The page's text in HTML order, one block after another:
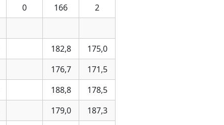
0 166
2
182,8
175,0
176,7
171,5
188,8
178,5
179,0
187,3